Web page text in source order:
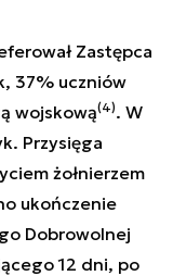
Zastępca
37% uczniów
wojskową(4). W
Przysięga
żołnierzem
ukończenie
Dobrowolnej
12 dni, po